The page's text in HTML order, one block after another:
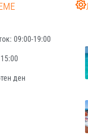
09:00-19:00
ден